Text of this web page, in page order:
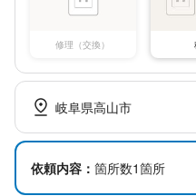
修理（交換）
岐阜県高山市
依頼内容： 箇所数1箇所